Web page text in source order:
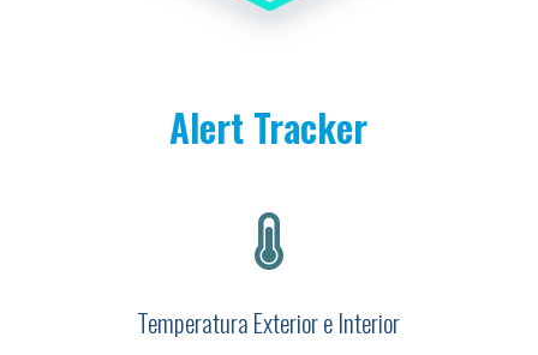
Alert Tracker

Temperatura Exterior e Interior